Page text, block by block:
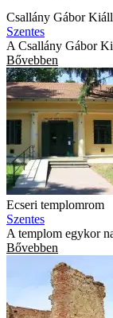
Csallány Gábor
Szentes
A Csallány Gábor
Bővebben
Ecseri templomrom
Szentes
A templom egykor
Bővebben